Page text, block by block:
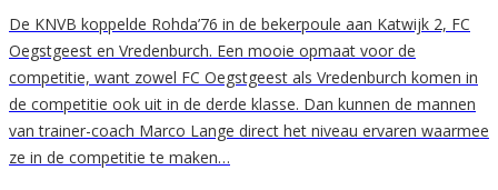
De KNVB koppelde Rohda’76 in de bekerpoule aan Katwijk 2, FC
Oegstgeest en Vredenburch. Een mooie opmaat voor de
competitie, want zowel FC Oegstgeest als Vredenburch komen in
de competitie ook uit in de derde klasse. Dan kunnen de mannen
van trainer-coach Marco Lange direct het niveau ervaren waarmee
ze in de competitie te maken…